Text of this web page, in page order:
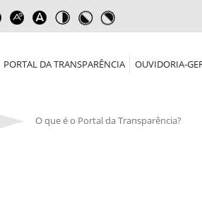
PORTAL DA TRANSPARÊNCIA OUVIDORIA-
O que é o Portal da Transparência?